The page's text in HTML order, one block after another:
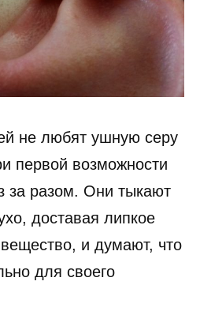
не любят ушную серу
первой возможности
за разом. Они тыкают
доставая липкое
и думают, что
для своего